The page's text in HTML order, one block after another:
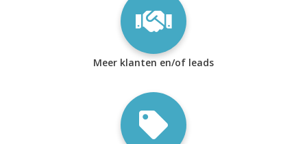
Meer klanten en/of leads